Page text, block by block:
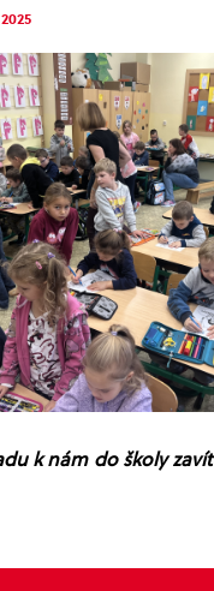
k nám do školy